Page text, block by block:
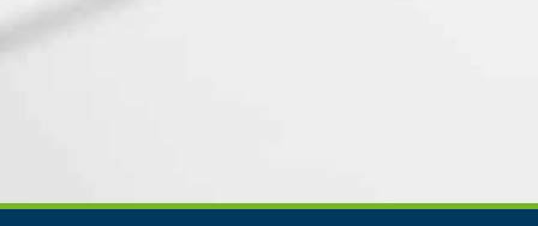
CARPIO